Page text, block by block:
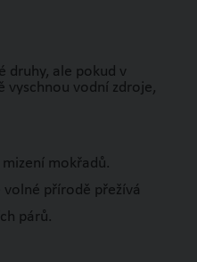
druhy, ale pokud v
vyschnou vodní zdroje,
mokřadů.
přírodě přežívá
párů.